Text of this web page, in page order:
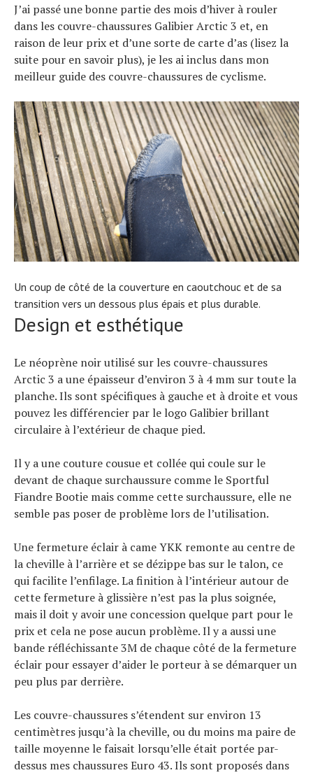
J’ai passé une bonne partie des mois d’hiver à rouler
dans les couvre-chaussures Galibier Arctic 3 et, en
raison de leur prix et d’une sorte de carte d’as (lisez la
suite pour en savoir plus), je les ai inclus dans mon
meilleur guide des couvre-chaussures de cyclisme.
Un coup de côté de la couverture en caoutchouc et de sa
transition vers un dessous plus épais et plus durable.
Design et esthétique
Le néoprène noir utilisé sur les couvre-chaussures
Arctic 3 a une épaisseur d’environ 3 à 4 mm sur toute la
planche. Ils sont spécifiques à gauche et à droite et vous
pouvez les différencier par le logo Galibier brillant
circulaire à l’extérieur de chaque pied.
Il y a une couture cousue et collée qui coule sur le
devant de chaque surchaussure comme le Sportful
Fiandre Bootie mais comme cette surchaussure, elle ne
semble pas poser de problème lors de l’utilisation.
Une fermeture éclair à came YKK remonte au centre de
la cheville à l’arrière et se dézippe bas sur le talon, ce
qui facilite l’enfilage. La finition à l’intérieur autour de
cette fermeture à glissière n’est pas la plus soignée,
mais il doit y avoir une concession quelque part pour le
prix et cela ne pose aucun problème. Il y a aussi une
bande réfléchissante 3M de chaque côté de la fermeture
éclair pour essayer d’aider le porteur à se démarquer un
peu plus par derrière.
Les couvre-chaussures s’étendent sur environ 13
centimètres jusqu’à la cheville, ou du moins ma paire de
taille moyenne le faisait lorsqu’elle était portée par-
dessus mes chaussures Euro 43. Ils sont proposés dans
Actualités
Technologies
Tests de produits
Conseils
Tendances
Tous nos articles
À propos